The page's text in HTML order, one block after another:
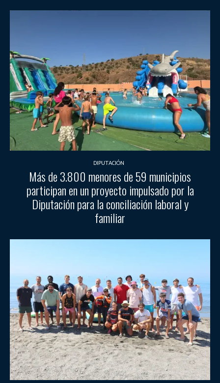
DIPUTACIÓN
Más de 3.800 menores de 59 municipios
participan en un proyecto impulsado por la
Diputación para la conciliación laboral y
familiar